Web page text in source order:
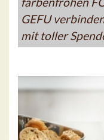
GEFU
mit toller